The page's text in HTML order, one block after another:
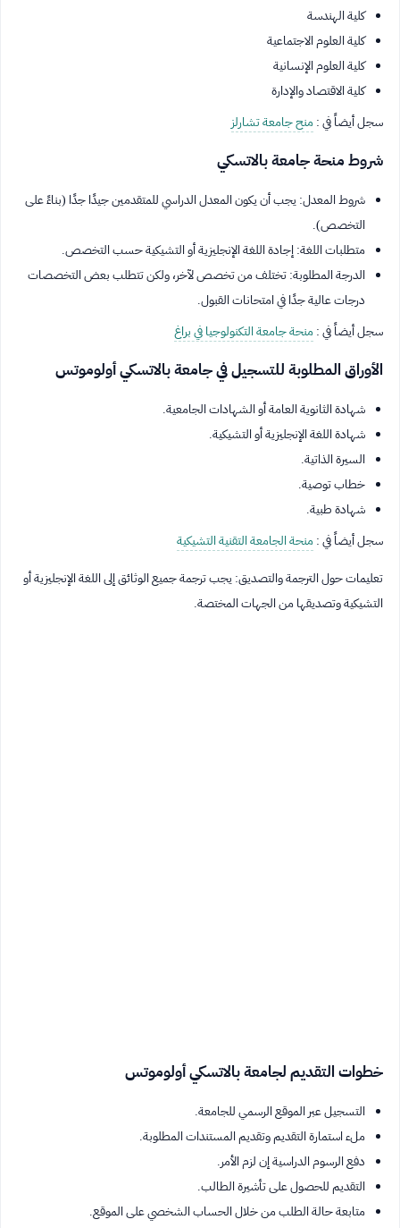
كلية الهندسة
كلية العلوم الاجتماعية
كلية العلوم الإنسانية
كلية الاقتصاد والإدارة
سجل أيضاً في :منح جامعة تشارلز
شروط منحة جامعة بالاتسكي
شروط المعدل: يجب أن يكون المعدل الدراسي للمتقدمين جيدًا جدًا (بناءً على
التخصص).
متطلبات اللغة: إجادة اللغة الإنجليزية أو التشيكية حسب التخصص.
الدرجة المطلوبة: تختلف من تخصص لآخر، ولكن تتطلب بعض التخصصات
درجات عالية جدًا في امتحانات القبول.
سجل أيضاً في :منحة جامعة التكنولوجيا في براغ
الأوراق المطلوبة للتسجيل في جامعة بالاتسكي أولوموتس
شهادة الثانوية العامة أو الشهادات الجامعية.
شهادة اللغة الإنجليزية أو التشيكية.
السيرة الذاتية.
خطاب توصية.
شهادة طبية.
سجل أيضاً في :منحة الجامعة التقنية التشيكية
تعليمات حول الترجمة والتصديق: يجب ترجمة جميع الوثائق إلى اللغة الإنجليزية أو
التشيكية وتصديقها من الجهات المختصة.
خطوات التقديم لجامعة بالاتسكي أولوموتس
التسجيل عبر الموقع الرسمي للجامعة.
ملء استمارة التقديم وتقديم المستندات المطلوبة.
دفع الرسوم الدراسية إن لزم الأمر.
التقديم للحصول على تأشيرة الطالب.
متابعة حالة الطلب من خلال الحساب الشخصي على الموقع.